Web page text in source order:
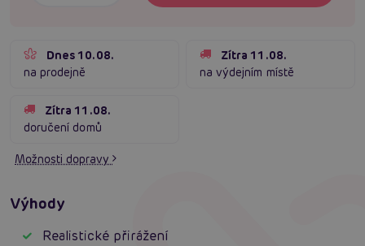
Dnes 10.08.
na prodejně
Zítra 11.08.
na výdejním místě
Zítra 11.08.
doručení domů
Možnosti dopravy
Výhody
Realistické přirážení